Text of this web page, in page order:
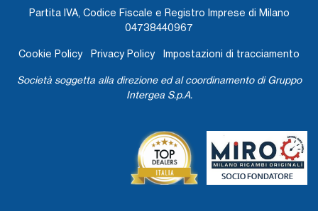
Partita IVA, Codice Fiscale e Registro Imprese di Milano
04738440967
Cookie Policy Privacy Policy Impostazioni di tracciamento
Società soggetta alla direzione ed al coordinamento di Gruppo
Intergea S.p.A.